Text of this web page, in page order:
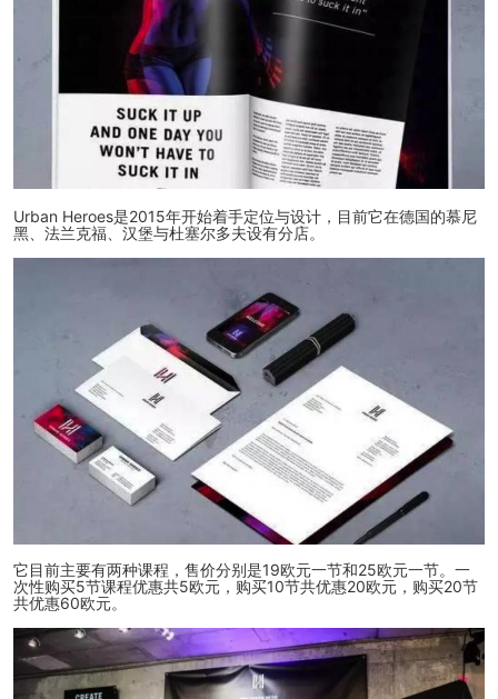
Urban Heroes是2015年开始着手定位与设计，目前它在德国的慕尼
黑、法兰克福、汉堡与杜塞尔多夫设有分店。
它目前主要有两种课程，售价分别是19欧元一节和25欧元一节。一
次性购买5节课程优惠共5欧元，购买10节共优惠20欧元，购买20节
共优惠60欧元。